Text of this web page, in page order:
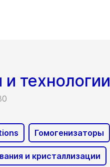
технологии
Гомогенизаторы
и кристаллизации